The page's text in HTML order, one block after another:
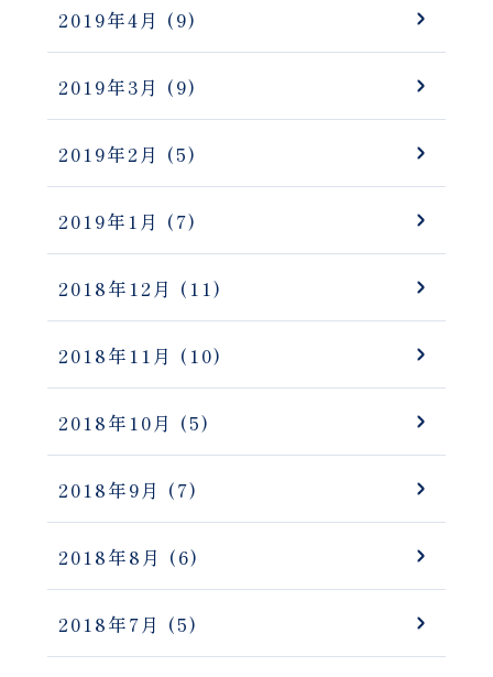
2019年4月 (9)
2019年3月 (9)
2019年2月 (5)
2019年1月 (7)
2018年12月 (11)
2018年11月 (10)
2018年10月 (5)
2018年9月 (7)
2018年8月 (6)
2018年7月 (5)